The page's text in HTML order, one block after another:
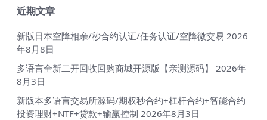
近期文章
新版日本空降相亲/秒合约认证/任务认证/空降微交易 2026
年8月8日
多语言全新二开回收回购商城开源版【亲测源码】
2026年
8月3日
新版本多语言交易所源码/期权秒合约+杠杆合约+智能合约
投资理财+NTF+贷款+输赢控制 2026年8月3日